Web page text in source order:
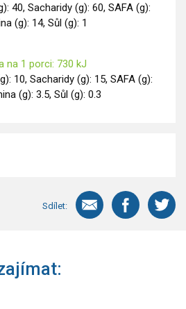
40, Sacharidy (g): 60, SAFA (g):
(g): 14, Sůl (g): 1
na 1 porci: 730 kJ
10, Sacharidy (g): 15, SAFA (g):
(g): 3.5, Sůl (g): 0.3
Sdílet: